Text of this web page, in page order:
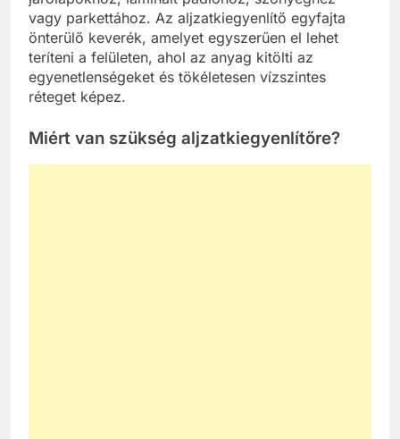
vagy parkettához. Az aljzatkiegyenlítő egyfajta
önterülő keverék, amelyet egyszerűen el lehet
teríteni a felületen, ahol az anyag kitölti az
egyenetlenségeket és tökéletesen vízszintes
réteget képez.
Miért van szükség aljzatkiegyenlítőre?